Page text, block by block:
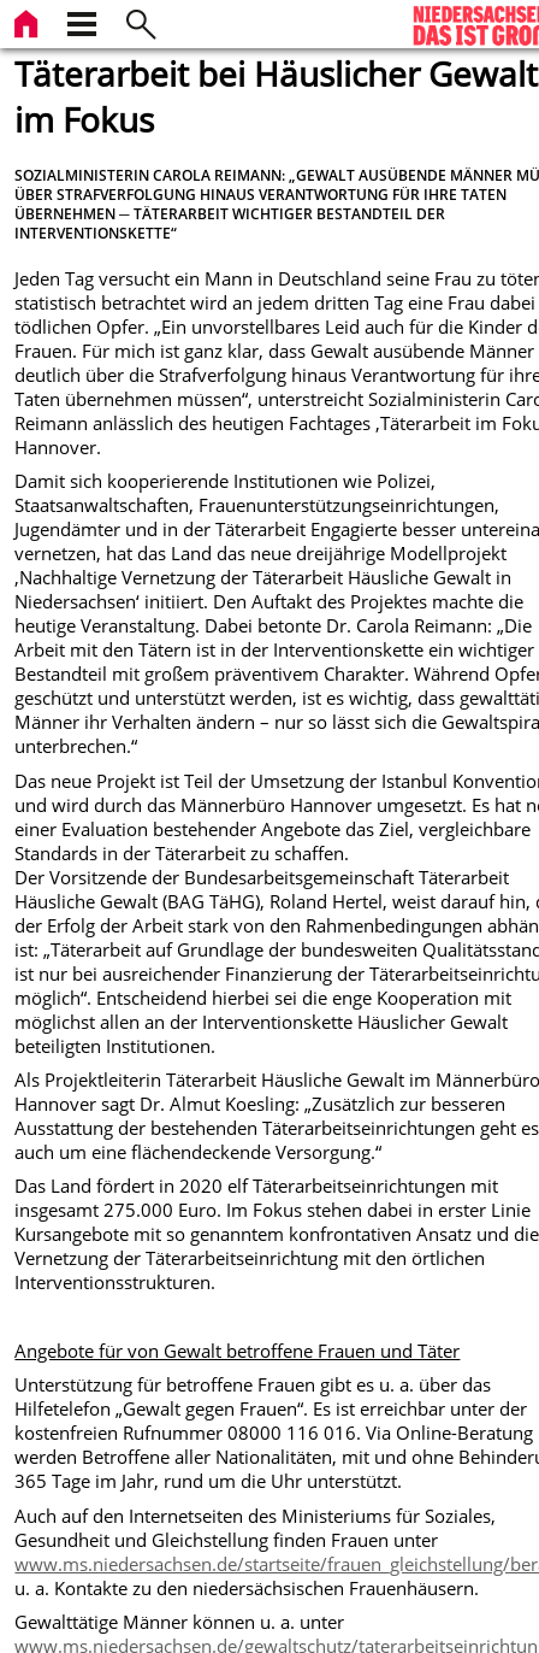
Täterarbeit bei Häuslicher Gewalt
im Fokus
SOZIALMINISTERIN CAROLA REIMANN: „GEWALT AUSÜBENDE MÄNNER
ÜBER STRAFVERFOLGUNG HINAUS VERANTWORTUNG FÜR IHRE TATEN
ÜBERNEHMEN ─ TÄTERARBEIT WICHTIGER BESTANDTEIL DER
INTERVENTIONSKETTE“
Jeden Tag versucht ein Mann in Deutschland seine Frau zu
statistisch betrachtet wird an jedem dritten Tag eine Frau
tödlichen Opfer. „Ein unvorstellbares Leid auch für die Kinder
Frauen. Für mich ist ganz klar, dass Gewalt ausübende Männer
deutlich über die Strafverfolgung hinaus Verantwortung für
Taten übernehmen müssen“, unterstreicht Sozialministerin
Reimann anlässlich des heutigen Fachtages ‚Täterarbeit im
Hannover.
Damit sich kooperierende Institutionen wie Polizei,
Staatsanwaltschaften, Frauenunterstützungseinrichtungen,
Jugendämter und in der Täterarbeit Engagierte besser
vernetzen, hat das Land das neue dreijährige Modellprojekt
‚Nachhaltige Vernetzung der Täterarbeit Häusliche Gewalt in
Niedersachsen‘ initiiert. Den Auftakt des Projektes machte die
heutige Veranstaltung. Dabei betonte Dr. Carola Reimann: „Die
Arbeit mit den Tätern ist in der Interventionskette ein wichtiger
Bestandteil mit großem präventivem Charakter. Während
geschützt und unterstützt werden, ist es wichtig, dass
Männer ihr Verhalten ändern – nur so lässt sich die
unterbrechen.“
Das neue Projekt ist Teil der Umsetzung der Istanbul
und wird durch das Männerbüro Hannover umgesetzt. Es hat
einer Evaluation bestehender Angebote das Ziel, vergleichbare
Standards in der Täterarbeit zu schaffen.
Der Vorsitzende der Bundesarbeitsgemeinschaft Täterarbeit
Häusliche Gewalt (BAG TäHG), Roland Hertel, weist darauf hin,
der Erfolg der Arbeit stark von den Rahmenbedingungen
ist: „Täterarbeit auf Grundlage der bundesweiten
ist nur bei ausreichender Finanzierung der
möglich“. Entscheidend hierbei sei die enge Kooperation mit
möglichst allen an der Interventionskette Häuslicher Gewalt
beteiligten Institutionen.
Als Projektleiterin Täterarbeit Häusliche Gewalt im
Hannover sagt Dr. Almut Koesling: „Zusätzlich zur besseren
Ausstattung der bestehenden Täterarbeitseinrichtungen geht es
auch um eine flächendeckende Versorgung.“
Das Land fördert in 2020 elf Täterarbeitseinrichtungen mit
insgesamt 275.000 Euro. Im Fokus stehen dabei in erster Linie
Kursangebote mit so genanntem konfrontativen Ansatz und die
Vernetzung der Täterarbeitseinrichtung mit den örtlichen
Interventionsstrukturen.
Angebote für von Gewalt betroffene Frauen und Täter
Unterstützung für betroffene Frauen gibt es u. a. über das
Hilfetelefon „Gewalt gegen Frauen“. Es ist erreichbar unter der
kostenfreien Rufnummer 08000 116 016. Via Online-Beratung
werden Betroffene aller Nationalitäten, mit und ohne
365 Tage im Jahr, rund um die Uhr unterstützt.
Auch auf den Internetseiten des Ministeriums für Soziales,
Gesundheit und Gleichstellung finden Frauen unter
www.ms.niedersachsen.de/startseite/frauen_gleichstellung/
u. a. Kontakte zu den niedersächsischen Frauenhäusern.
Gewalttätige Männer können u. a. unter
www.ms.niedersachsen.de/gewaltschutz/